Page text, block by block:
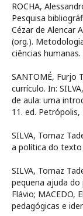
ROCHA,
Pesquisa
Cézar de Alencar
(org.).
ciências
SANTOMÉ, Furjo
currículo. In:
de aula: uma
11. ed. Petrópolis,
SILVA, Tomaz
a política do texto
SILVA, Tomaz
pequena ajuda do
Flávio; MACEDO,
pedagógicas e